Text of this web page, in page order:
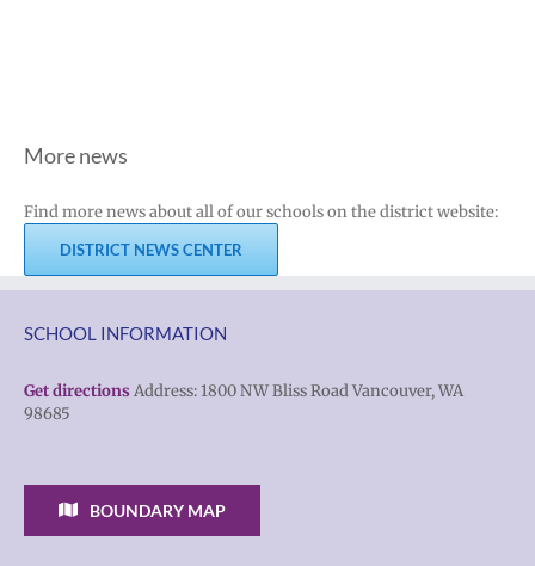
More news
Find more news about all of our schools on the district website:
DISTRICT NEWS CENTER
SCHOOL INFORMATION
Get directions Address: 1800 NW Bliss Road Vancouver, WA
98685
BOUNDARY MAP